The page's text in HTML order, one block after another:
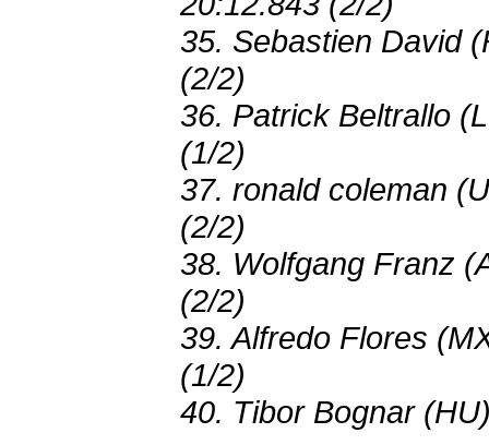
35. Sebastien David
(2/2)
36. Patrick Beltrallo
(1/2)
37. ronald coleman
(2/2)
38. Wolfgang Franz
(2/2)
39. Alfredo Flores
(1/2)
40. Tibor Bognar